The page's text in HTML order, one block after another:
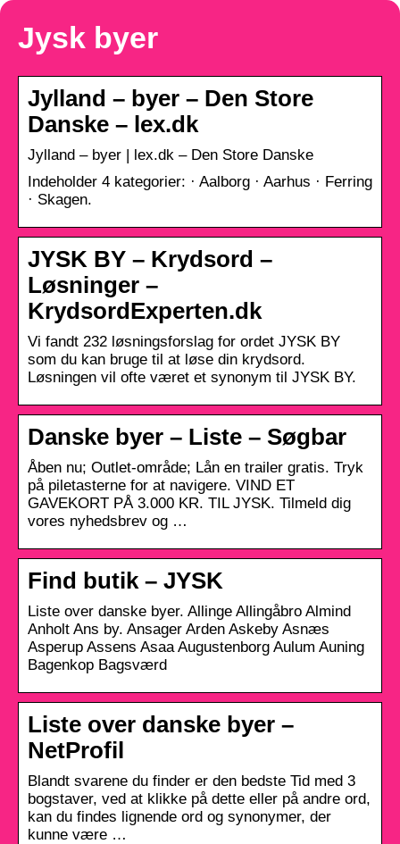
Jysk byer
Jylland – byer – Den Store
Danske – lex.dk
Jylland – byer | lex.dk – Den Store Danske
Indeholder 4 kategorier: · Aalborg · Aarhus · Ferring
· Skagen.
JYSK BY – Krydsord –
Løsninger –
KrydsordExperten.dk
Vi fandt 232 løsningsforslag for ordet JYSK BY
som du kan bruge til at løse din krydsord.
Løsningen vil ofte været et synonym til JYSK BY.
Danske byer – Liste – Søgbar
Åben nu; Outlet-område; Lån en trailer gratis. Tryk
på piletasterne for at navigere. VIND ET
GAVEKORT PÅ 3.000 KR. TIL JYSK. Tilmeld dig
vores nyhedsbrev og …
Find butik – JYSK
Liste over danske byer. Allinge Allingåbro Almind
Anholt Ans by. Ansager Arden Askeby Asnæs
Asperup Assens Asaa Augustenborg Aulum Auning
Bagenkop Bagsværd
Liste over danske byer –
NetProfil
Blandt svarene du finder er den bedste Tid med 3
bogstaver, ved at klikke på dette eller på andre ord,
kan du findes lignende ord og synonymer, der
kunne være …